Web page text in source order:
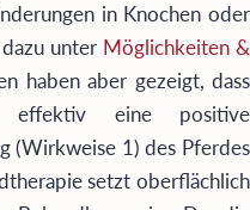
in Knochen oder
unter Möglichkeiten &
haben aber gezeigt, dass
effektiv eine positive
(Wirkweise 1) des Pferdes
setzt oberflächlich